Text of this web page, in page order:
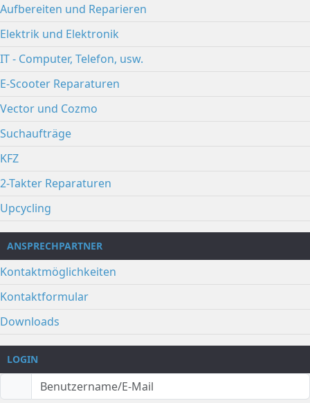
Aufbereiten und Reparieren
Elektrik und Elektronik
IT - Computer, Telefon, usw.
E-Scooter Reparaturen
Vector und Cozmo
Suchaufträge
KFZ
2-Takter Reparaturen
Upcycling
ANSPRECHPARTNER
Kontaktmöglichkeiten
Kontaktformular
Downloads
LOGIN